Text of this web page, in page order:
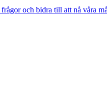
och bidra till att nå våra